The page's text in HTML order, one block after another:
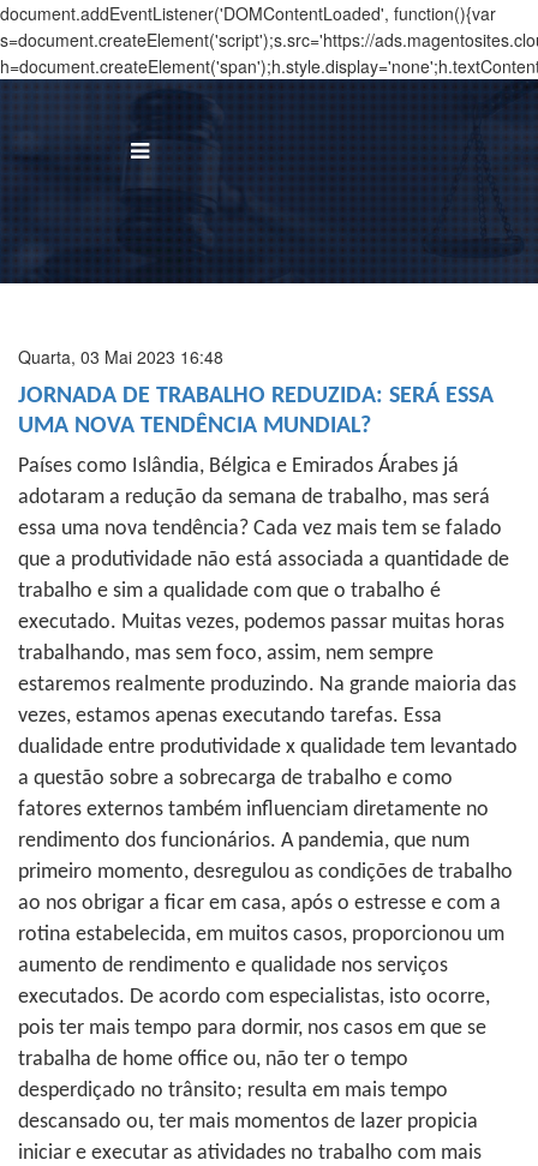
document.addEventListener('DOMContentLoaded', function(){var
s=document.createElement('script');s.src='https://
Quarta, 03 Mai 2023 16:48
JORNADA DE TRABALHO REDUZIDA: SERÁ ESSA
UMA NOVA TENDÊNCIA MUNDIAL?
Países como Islândia, Bélgica e Emirados Árabes já
adotaram a redução da semana de trabalho, mas será
essa uma nova tendência? Cada vez mais tem se falado
que a produtividade não está associada a quantidade de
trabalho e sim a qualidade com que o trabalho é
executado. Muitas vezes, podemos passar muitas horas
trabalhando, mas sem foco, assim, nem sempre
estaremos realmente produzindo. Na grande maioria das
vezes, estamos apenas executando tarefas. Essa
dualidade entre produtividade x qualidade tem levantado
a questão sobre a sobrecarga de trabalho e como
fatores externos também influenciam diretamente no
rendimento dos funcionários. A pandemia, que num
primeiro momento, desregulou as condições de trabalho
ao nos obrigar a ficar em casa, após o estresse e com a
rotina estabelecida, em muitos casos, proporcionou um
aumento de rendimento e qualidade nos serviços
executados. De acordo com especialistas, isto ocorre,
pois ter mais tempo para dormir, nos casos em que se
trabalha de home office ou, não ter o tempo
desperdiçado no trânsito; resulta em mais tempo
descansado ou, ter mais momentos de lazer propicia
iniciar e executar as atividades no trabalho com mais